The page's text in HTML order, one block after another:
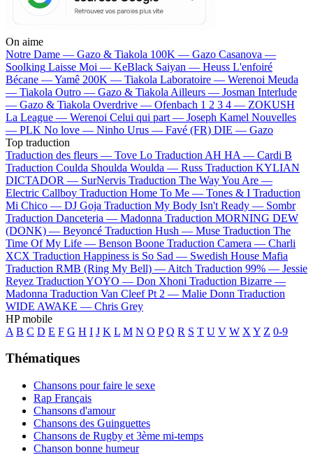
On aime
Notre Dame — Gazo & Tiakola 100K — Gazo Casanova —
Soolking Laisse Moi — KeBlack Saiyan — Heuss L'enfoiré
Bécane —Yamê 200K — Tiakola Laboratoire — Werenoi Meuda
— Tiakola Outro — Gazo & Tiakola Ailleurs — Josman Interlude
— Gazo & Tiakola Overdrive — Ofenbach 1 2 3 4 — ZOKUSH
La League — Werenoi Celui qui part — Joseph Kamel Nouvelles
— PLK No love — Ninho Urus — Favé (FR) DIE — Gazo
Top traduction
Traduction des fleurs — Tove Lo Traduction AH HA — Cardi B
Traduction Coulda Shoulda Woulda — Russ Traduction KYLIAN
DICTADOR — SurNervis Traduction The Way You Are —
Electric Callboy Traduction Home To Me — Tones & I Traduction
Mi Chico — DJ Goja Traduction My Body Isn't Ready — Sombr
Traduction Danceteria — Madonna Traduction MORNING DEW
(DONK) — Beyoncé Traduction Hush — Muse Traduction The
Time Of My Life — Benson Boone Traduction Camera — Charli
XCX Traduction Happiness is So Sad — Swedish House Mafia
Traduction RMB (Ring My Bell) — Aitch Traduction 99% — Jessie
Reyez Traduction YOYO — Don Xhoni Traduction Bizarre —
Madonna Traduction Van Cleef Pt 2 — Malie Donn Traduction
WIDE AWAKE — Chris Grey
HP mobile
A B C D E F G H I J K L M N O P Q R S T U V W X Y Z 0-9
Thématiques
Chansons pour faire le sexe
Rap Français
Chansons d'amour
Chansons des Guinguettes
Chansons de Rugby et 3ème mi-temps
Chanson bonne humeur